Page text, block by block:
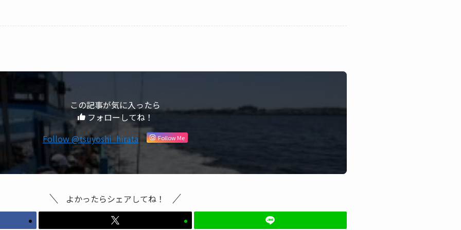
この記事が気に入ったら
フォローしてね！
Follow @tsuyoshi_hirata
Follow Me
よかったらシェアしてね！